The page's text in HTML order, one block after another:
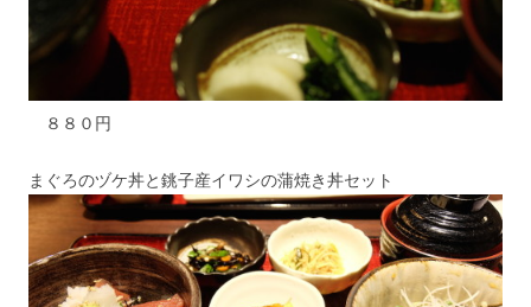
８８０円
まぐろのヅケ丼と銚子産イワシの蒲焼き丼セット